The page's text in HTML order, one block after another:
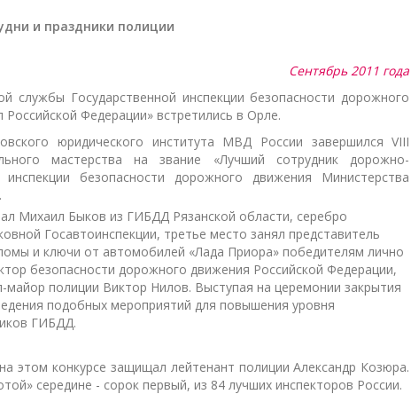
и праздники полиции
Сентябрь 2011 года
службы Государственной инспекции безопасности дорожного
Федерации» встретились в Орле.
юридического института МВД России завершился VIII
мастерства на звание «Лучший сотрудник дорожно-
безопасности дорожного движения Министерства
Михаил Быков из ГИБДД Рязанской области, серебро
Госавтоинспекции, третье место занял представитель
и ключи от автомобилей «Лада Приора» победителям лично
безопасности дорожного движения Российской Федерации,
полиции Виктор Нилов. Выступая на церемонии закрытия
подобных мероприятий для повышения уровня
ГИБДД.
этом конкурсе защищал лейтенант полиции Александр Козюра.
середине - сорок первый, из 84 лучших инспекторов России.